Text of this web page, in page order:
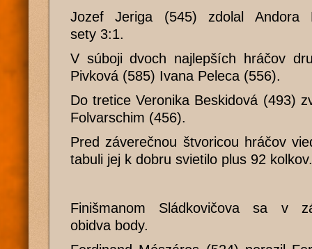
Jozef Jeriga (545) zdolal Andora
sety 3:1.
V súboji dvoch najlepších hráčov
Pivková (585) Ivana Peleca (556).
Do tretice Veronika Beskidová (493)
Folvarschim (456).
Pred záverečnou štvoricou hráčov
tabuli jej k dobru svietilo plus 92 kolkov.
Finišmanom Sládkovičova sa v
obidva body.